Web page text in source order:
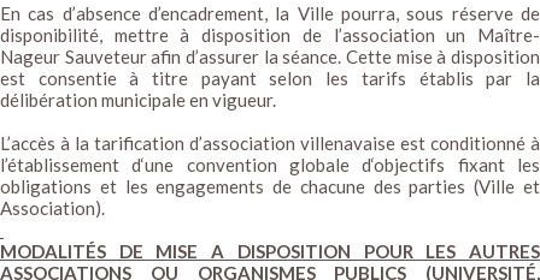
En cas d’absence d’encadrement, la Ville pourra, sous réserve de
disponibilité, mettre à disposition de l’association un Maître-
Nageur Sauveteur afin d’assurer la séance. Cette mise à disposition
est consentie à titre payant selon les tarifs établis par la
délibération municipale en vigueur.
L’accès à la tarification d’association villenavaise est conditionné à
l’établissement d‘une convention globale d‘objectifs fixant les
obligations et les engagements de chacune des parties (Ville et
Association).
MODALITÉS DE MISE A DISPOSITION POUR LES AUTRES
ASSOCIATIONS OU ORGANISMES PUBLICS (UNIVERSITÉ,